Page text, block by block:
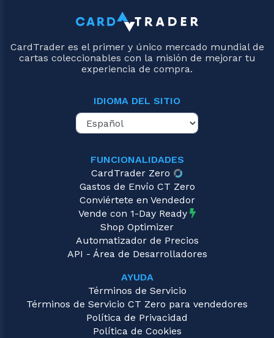
CardTrader es el primer y único mercado mundial de
cartas coleccionables con la misión de mejorar tu
experiencia de compra.
IDIOMA DEL SITIO
FUNCIONALIDADES
CardTrader Zero
Gastos de Envío CT Zero
Conviértete en Vendedor
Vende con 1-Day Ready
Shop Optimizer
Automatizador de Precios
API - Área de Desarrolladores
AYUDA
Términos de Servicio
Términos de Servicio CT Zero para vendedores
Política de Privacidad
Política de Cookies